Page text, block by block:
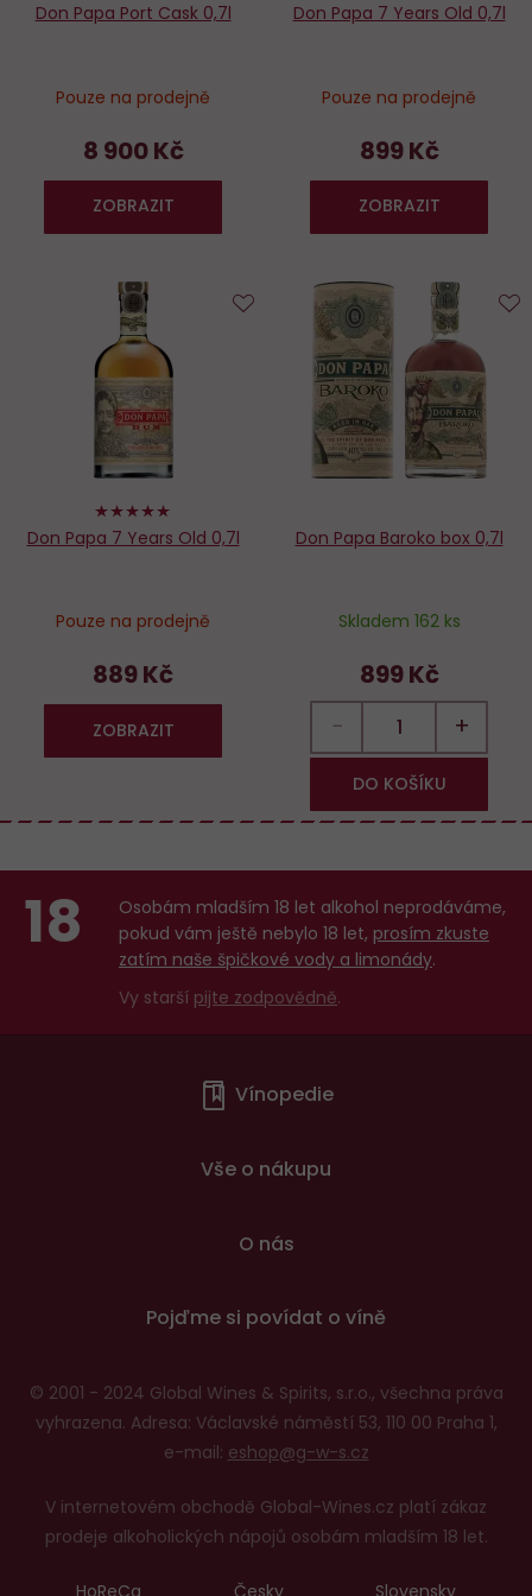
Don Papa Port Cask 0,7l
Pouze na prodejně
8 900 Kč
ZOBRAZIT
Don Papa 7 Years Old 0,7l
Pouze na prodejně
899 Kč
ZOBRAZIT
100%
Don Papa 7 Years Old 0,7l
Pouze na prodejně
889 Kč
ZOBRAZIT
oblíbených
Don Papa Baroko box 0,7l
Skladem 162 ks
899 Kč
− +
DO KOŠÍKU
18
Osobám mladším 18 let alkohol neprodáváme,
pokud vám ještě nebylo 18 let, prosím zkuste
zatím naše špičkové vody a limonády.
Vy starší pijte zodpovědně.
Vínopedie
Vše o nákupu
O nás
Pojďme si povídat o víně
© 2001 - 2024 Global Wines & Spirits, s.r.o., všechna práva
vyhrazena. Adresa: Václavské náměstí 53, 110 00 Praha 1,
e-mail: eshop@g-w-s.cz
V internetovém obchodě Global-Wines.cz platí zákaz
prodeje alkoholických nápojů osobám mladším 18 let.